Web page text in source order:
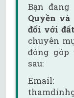
Bạn
Quyền
đối với
chuyên
đóng
sau:
Email: